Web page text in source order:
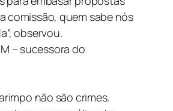
comissão, quem sabe nós
observou.
– sucessora do
não são crimes.